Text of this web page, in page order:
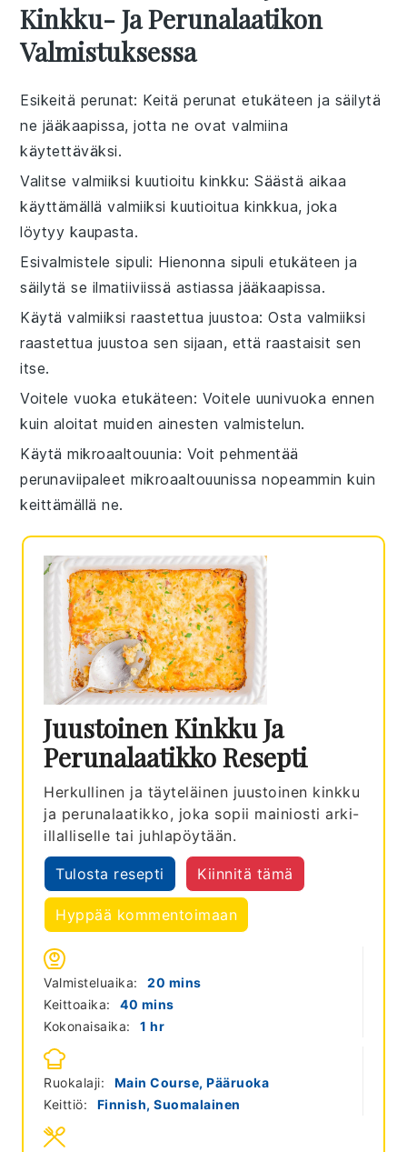
Kinkku- Ja Perunalaatikon
Valmistuksessa
Esikeitä perunat: Keitäperunat etukäteen ja säilytä
ne jääkaapissa, jotta ne ovat valmiina
käytettäväksi.
Valitse valmiiksi kuutioitu kinkku: Säästä aikaa
käyttämällä valmiiksikuutioitua kinkkua, joka
löytyy kaupasta.
Esivalmistele sipuli: Hienonna sipuli etukäteen ja
säilytä se ilmatiiviissä astiassa jääkaapissa.
Käytä valmiiksi raastettua juustoa: Osta valmiiksi
raastettua juustoa sen sijaan, että raastaisit sen
itse.
Voitele vuoka etukäteen: Voitele uunivuoka ennen
kuin aloitat muiden ainesten valmistelun.
Käytä mikroaaltouunia: Voit pehmentää
perunaviipaleet mikroaaltouunissa nopeammin kuin
keittämällä ne.
Juustoinen Kinkku Ja
Perunalaatikko Resepti
Herkullinen ja täyteläinen juustoinen kinkku
ja perunalaatikko, joka sopii mainiosti arki-
illalliselle tai juhlapöytään.
Tulosta resepti Kiinnitä tämä
Hyppää kommentoimaan
Valmisteluaika: 20 minutes
mins
Keittoaika:
40 minutes
mins
Kokonaisaika:
1 hour
hr
Ruokalaji:
Main Course, Pääruoka
Keittiö:
Finnish, Suomalainen